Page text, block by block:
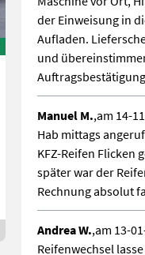
der Einweisung in
Aufladen.
und
Manuel M.,am 14-
Hab mittags
KFZ-Reifen Flicken
später war der
Rechnung absolut
Andrea W.,am 13-
Reifenwechsel